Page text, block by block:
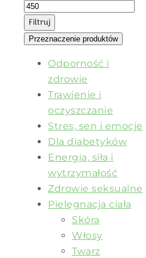
Filtruj
Przeznaczenie produktów
Odporność i
zdrowie
Trawienie i
oczyszczanie
Stres, sen i emocje
Dla diabetyków
Energia, siła i
wytrzymałość
Zdrowie seksualne
Pielęgnacja ciała
Skóra
Włosy
Twarz